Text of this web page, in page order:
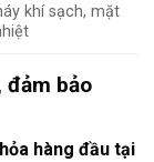
khí sạch, mặt
đảm bảo
hàng đầu tại